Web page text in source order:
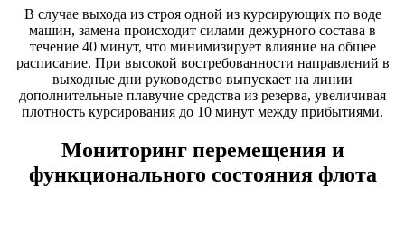
В случае выхода из строя одной из курсирующих по воде
машин, замена происходит силами дежурного состава в
течение 40 минут, что минимизирует влияние на общее
расписание. При высокой востребованности направлений в
выходные дни руководство выпускает на линии
дополнительные плавучие средства из резерва, увеличивая
плотность курсирования до 10 минут между прибытиями.
Мониторинг перемещения и
функционального состояния флота